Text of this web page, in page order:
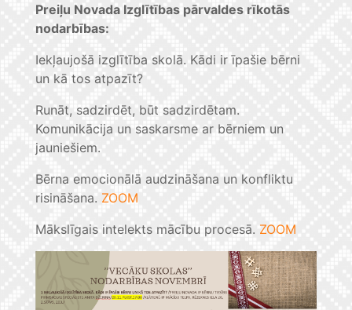
Preiļu Novada Izglītības pārvaldes rīkotās
nodarbības:
Iekļaujošā izglītība skolā. Kādi ir īpašie bērni
un kā tos atpazīt?
Runāt, sadzirdēt, būt sadzirdētam.
Komunikācija un saskarsme ar bērniem un
jauniešiem.
Bērna emocionālā audzināšana un konfliktu
risināšana. ZOOM
Mākslīgais intelekts mācību procesā. ZOOM